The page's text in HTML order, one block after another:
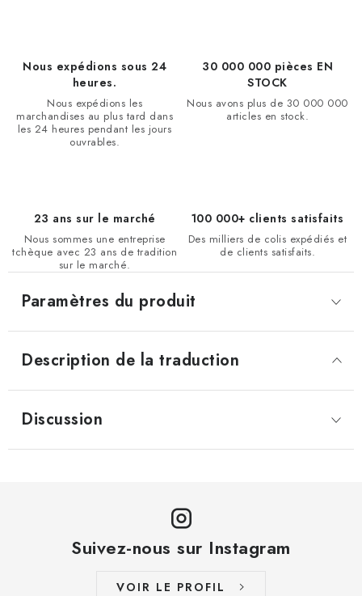
Nous expédions sous 24
heures.
Nous expédions les
marchandises au plus tard dans
les 24 heures pendant les jours
ouvrables.
30 000 000 pièces EN
STOCK
Nous avons plus de 30 000 000
articles en stock.
23 ans sur le marché
Nous sommes une entreprise
tchèque avec 23 ans de tradition
sur le marché.
100 000+ clients satisfaits
Des milliers de colis expédiés et
de clients satisfaits.
Description de la traduction
Paramètres du produit
Discussion
Suivez-nous sur Instagram
VOIR LE PROFIL